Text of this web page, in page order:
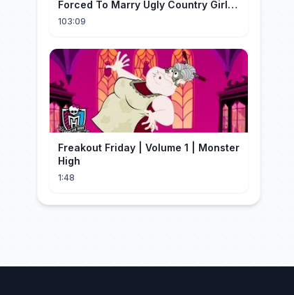
Forced To Marry Ugly Country Girl—
He's A Gorgeous Billionaire CEO!
103:09
Freakout Friday | Volume 1 | Monster
High
1:48